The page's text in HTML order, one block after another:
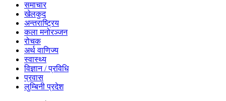
समाचार
खेलकुद
अन्तराष्ट्रिय
कला मनोरञ्जन
रोचक
अर्थ वाणिज्य
स्वास्थ्य
विज्ञान / प्रविधि
प्रवास
लुम्बिनी प्रदेश